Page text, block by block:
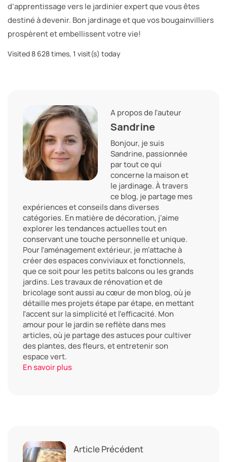
d’apprentissage vers le jardinier expert que vous êtes
destiné à devenir. Bon jardinage et que vos bougainvilliers
prospèrent et embellissent votre vie!
Visited 8 628 times, 1 visit(s) today
A propos de l'auteur
Sandrine
Bonjour, je suis
Sandrine, passionnée
par tout ce qui
concerne la maison et
le jardinage. À travers
ce blog, je partage mes
expériences et conseils dans diverses
catégories. En matière de décoration, j'aime
explorer les tendances actuelles tout en
conservant une touche personnelle et unique.
Pour l'aménagement extérieur, je m'attache à
créer des espaces conviviaux et fonctionnels,
que ce soit pour les petits balcons ou les grands
jardins. Les travaux de rénovation et de
bricolage sont aussi au cœur de mon blog, où je
détaille mes projets étape par étape, en mettant
l'accent sur la simplicité et l'efficacité. Mon
amour pour le jardin se reflète dans mes
articles, où je partage des astuces pour cultiver
des plantes, des fleurs, et entretenir son
espace vert.
En savoir plus
Article Précédent